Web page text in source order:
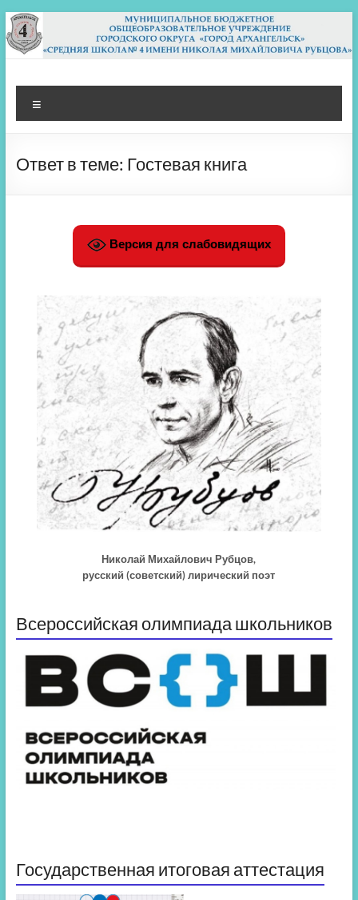
Перейти
к
содержимому
МБОУ СШ 4
Архангельск
Ответ в теме: Гостевая книга
Версия для слабовидящих
Николай Михайлович Рубцов,
русский (советский) лирический поэт
Всероссийская олимпиада школьников
Государственная итоговая аттестация